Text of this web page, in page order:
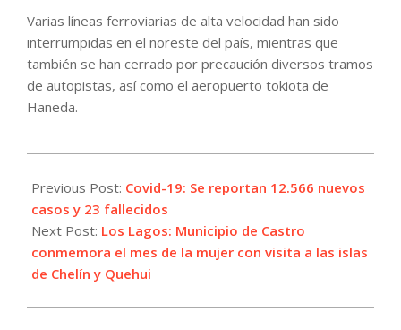
Varias líneas ferroviarias de alta velocidad han sido
interrumpidas en el noreste del país, mientras que
también se han cerrado por precaución diversos tramos
de autopistas, así como el aeropuerto tokiota de
Haneda.
03-
16
Previous Post: Covid-19: Se reportan 12.566 nuevos
casos y 23 fallecidos
Next Post: Los Lagos: Municipio de Castro
conmemora el mes de la mujer con visita a las islas
de Chelín y Quehui